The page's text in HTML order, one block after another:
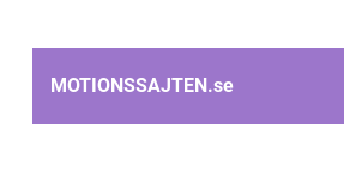
MOTIONSSAJTEN.se